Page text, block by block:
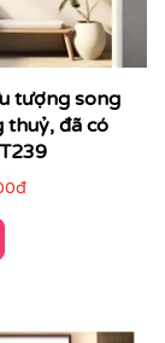
tượng song
thuỷ, đã có